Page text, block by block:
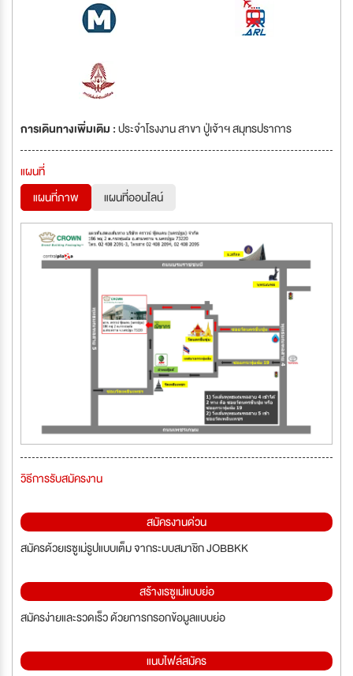
การเดินทางเพิ่มเติม :ประจำโรงงาน สาขา ปู่เจ้าฯ สมุทรปราการ
แผนที่
แผนที่ภาพ
แผนที่ออนไลน์
วิธีการรับสมัครงาน
สมัครงานด่วน
สมัครด้วยเรซูเม่รูปแบบเต็ม จากระบบสมาชิก JOBBKK
สร้างเรซูเม่แบบย่อ
สมัครง่ายและรวดเร็ว ด้วยการกรอกข้อมูลแบบย่อ
แนบไฟล์สมัคร